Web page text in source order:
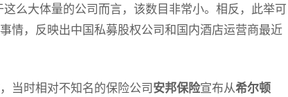
么大体量的公司而言，该数目非常小。相反，此举可
情，反映出中国私募股权公司和国内酒店运营商最近
当时相对不知名的保险公司安邦保险宣布从希尔顿